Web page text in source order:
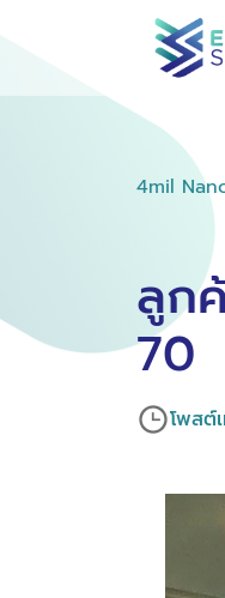
4mil
ลูก
70
โพสต์